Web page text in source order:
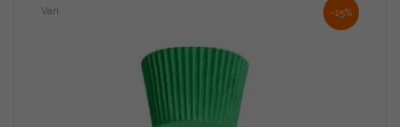
-15%
Vari